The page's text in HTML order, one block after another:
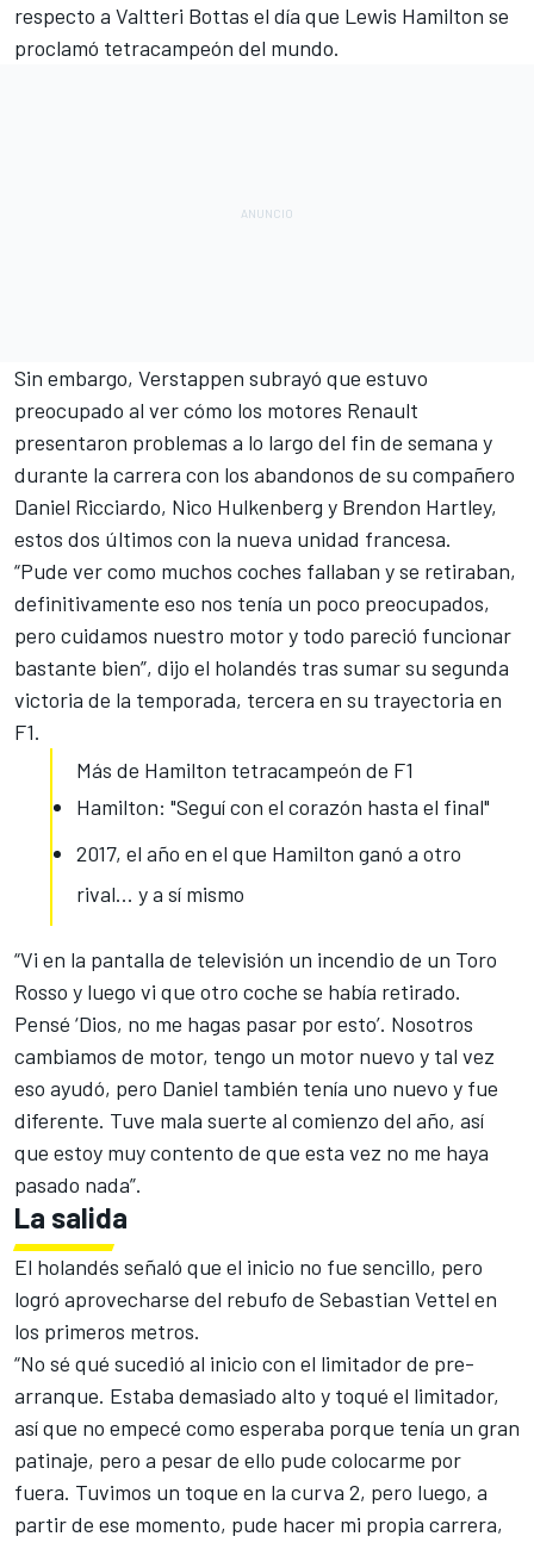
respecto a Valtteri Bottas el día que Lewis Hamilton se
proclamó tetracampeón del mundo.
Sin embargo, Verstappen subrayó que estuvo
preocupado al ver cómo los motores Renault
presentaron problemas a lo largo del fin de semana y
durante la carrera con los abandonos de su compañero
Daniel Ricciardo, Nico Hulkenberg y Brendon Hartley,
estos dos últimos con la nueva unidad francesa.
“Pude ver como muchos coches fallaban y se retiraban,
definitivamente eso nos tenía un poco preocupados,
pero cuidamos nuestro motor y todo pareció funcionar
bastante bien”, dijo el holandés tras sumar su segunda
victoria de la temporada, tercera en su trayectoria en
F1.
Más de Hamilton tetracampeón de F1
Hamilton: "Seguí con el corazón hasta el final"
2017, el año en el que Hamilton ganó a otro
rival... y a sí mismo
“Vi en la pantalla de televisión un incendio de un Toro
Rosso y luego vi que otro coche se había retirado.
Pensé ‘Dios, no me hagas pasar por esto’. Nosotros
cambiamos de motor, tengo un motor nuevo y tal vez
eso ayudó, pero Daniel también tenía uno nuevo y fue
diferente. Tuve mala suerte al comienzo del año, así
que estoy muy contento de que esta vez no me haya
pasado nada”.
La salida
El holandés señaló que el inicio no fue sencillo, pero
logró aprovecharse del rebufo de Sebastian Vettel en
los primeros metros.
“No sé qué sucedió al inicio con el limitador de pre-
arranque. Estaba demasiado alto y toqué el limitador,
así que no empecé como esperaba porque tenía un gran
patinaje, pero a pesar de ello pude colocarme por
fuera. Tuvimos un toque en la curva 2, pero luego, a
partir de ese momento, pude hacer mi propia carrera,